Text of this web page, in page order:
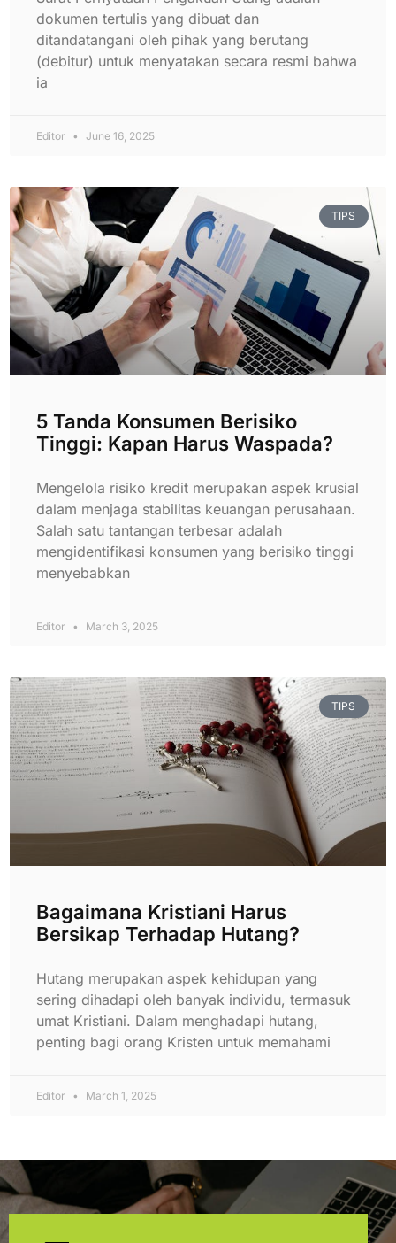
dokumen tertulis yang dibuat dan
ditandatangani oleh pihak yang berutang
(debitur) untuk menyatakan secara resmi bahwa
ia
Editor June 16, 2025
TIPS
5 Tanda Konsumen Berisiko
Tinggi: Kapan Harus Waspada?
Mengelola risiko kredit merupakan aspek krusial
dalam menjaga stabilitas keuangan perusahaan.
Salah satu tantangan terbesar adalah
mengidentifikasi konsumen yang berisiko tinggi
menyebabkan
Editor March 3, 2025
TIPS
Bagaimana Kristiani Harus
Bersikap Terhadap Hutang?
Hutang merupakan aspek kehidupan yang
sering dihadapi oleh banyak individu, termasuk
umat Kristiani. Dalam menghadapi hutang,
penting bagi orang Kristen untuk memahami
Editor March 1, 2025